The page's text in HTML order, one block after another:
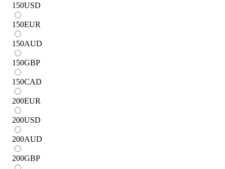
150USD
150EUR
150AUD
150GBP
150CAD
200EUR
200USD
200AUD
200GBP